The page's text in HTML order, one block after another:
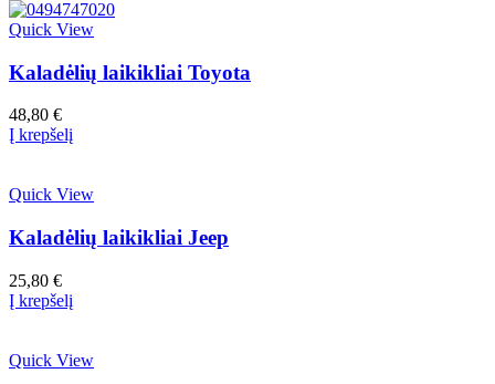
Quick View
Kaladėlių laikikliai Toyota
48,80 €
Į krepšelį
Quick View
Kaladėlių laikikliai Jeep
25,80 €
Į krepšelį
Quick View